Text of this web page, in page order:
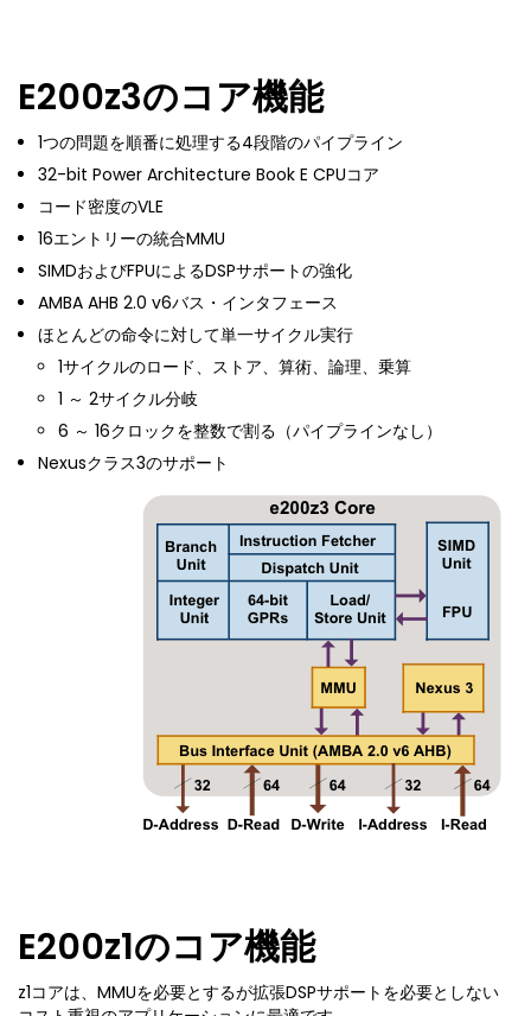
E200z3のコア機能
1つの問題を順番に処理する4段階のパイプライン
32-bit Power Architecture Book E CPUコア
コード密度のVLE
16エントリーの統合MMU
SIMDおよびFPUによるDSPサポートの強化
AMBA AHB 2.0 v6バス・インタフェース
ほとんどの命令に対して単一サイクル実行
1サイクルのロード、ストア、算術、論理、乗算
1 ～ 2サイクル分岐
6 ～ 16クロックを整数で割る（パイプラインなし）
Nexusクラス3のサポート
E200z1のコア機能
z1コアは、MMUを必要とするが拡張DSPサポートを必要としない